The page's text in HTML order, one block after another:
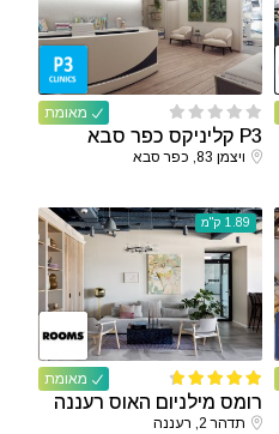
מאומת
P3 קליניקס כפר סבא
ויצמן 83, כפר סבא
מאומת
1.89 ק"מ
רומס מילניום האוס רעננה
תדהר 2, רעננה